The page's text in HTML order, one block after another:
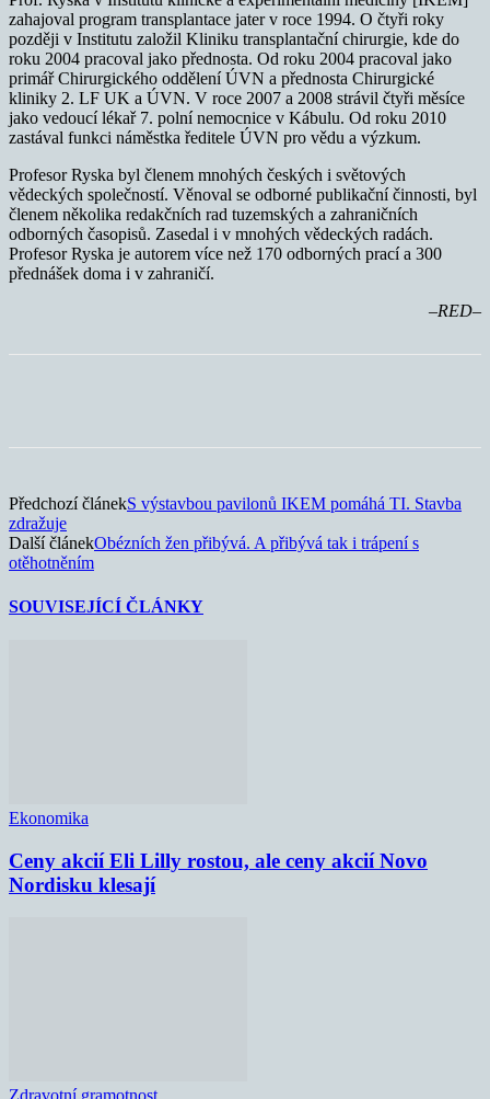
zahajoval program transplantace jater v roce 1994. O čtyři roky
později v Institutu založil Kliniku transplantační chirurgie, kde do
roku 2004 pracoval jako přednosta. Od roku 2004 pracoval jako
primář Chirurgického oddělení ÚVN a přednosta Chirurgické
kliniky 2. LF UK a ÚVN. V roce 2007 a 2008 strávil čtyři měsíce
jako vedoucí lékař 7. polní nemocnice v Kábulu. Od roku 2010
zastával funkci náměstka ředitele ÚVN pro vědu a výzkum.
Profesor Ryska byl členem mnohých českých i světových
vědeckých společností. Věnoval se odborné publikační činnosti, byl
členem několika redakčních rad tuzemských a zahraničních
odborných časopisů. Zasedal i v mnohých vědeckých radách.
Profesor Ryska je autorem více než 170 odborných prací a 300
přednášek doma i v zahraničí.
–RED–
Předchozí článekS výstavbou pavilonů IKEM pomáhá TI. Stavba
zdražuje
Další článekObézních žen přibývá. A přibývá tak i trápení s
otěhotněním
SOUVISEJÍCÍ ČLÁNKY
Ekonomika
Ceny akcií Eli Lilly rostou, ale ceny akcií Novo
Nordisku klesají